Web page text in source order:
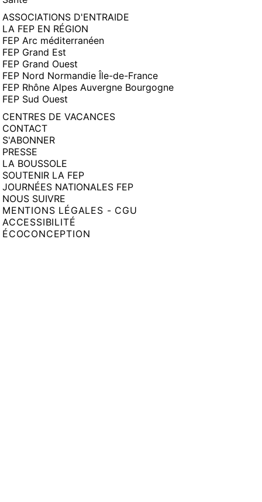
ASSOCIATIONS D'ENTRAIDE
LA FEP EN RÉGION
FEP Arc méditerranéen
FEP Grand Est
FEP Grand Ouest
FEP Nord Normandie Île-de-France
FEP Rhône Alpes Auvergne Bourgogne
FEP Sud Ouest
CENTRES DE VACANCES
CONTACT
S'ABONNER
PRESSE
LA BOUSSOLE
SOUTENIR LA FEP
JOURNÉES NATIONALES FEP
NOUS SUIVRE
MENTIONS LÉGALES - CGU
ACCESSIBILITÉ
ÉCOCONCEPTION